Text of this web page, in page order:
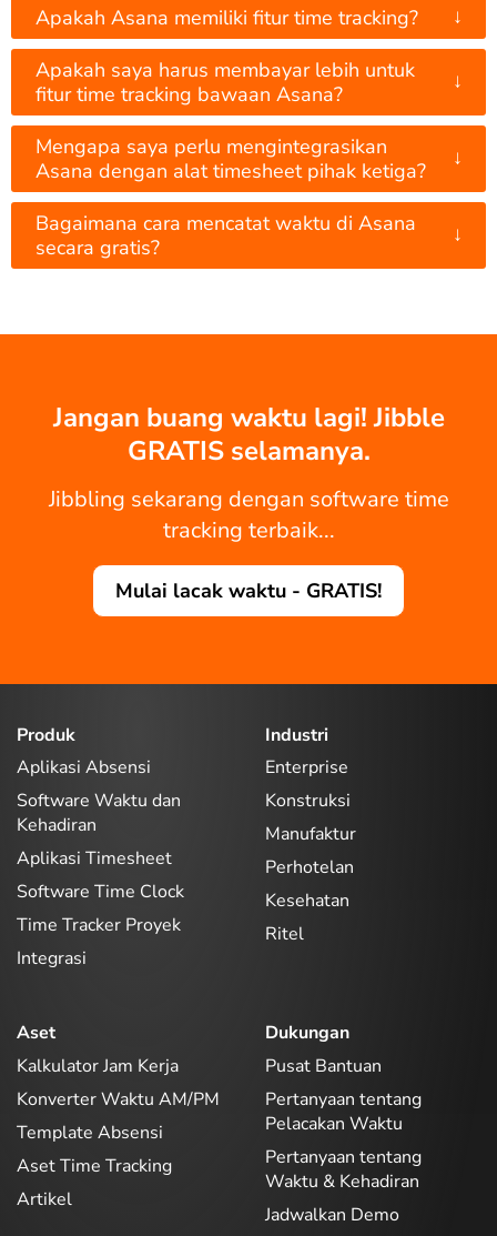
Apakah Asana memiliki fitur time tracking? ↓
Apakah saya harus membayar lebih untuk
fitur time tracking bawaan Asana?
↓
Mengapa saya perlu mengintegrasikan
Asana dengan alat timesheet pihak ketiga?
↓
Bagaimana cara mencatat waktu di Asana
secara gratis?
↓
Jangan buang waktu lagi! Jibble
GRATIS selamanya.
Jibbling sekarang dengan software time
tracking terbaik...
Mulai lacak waktu - GRATIS!
Produk
Aplikasi Absensi
Software Waktu dan
Kehadiran
Aplikasi Timesheet
Software Time Clock
Time Tracker Proyek
Integrasi
Industri
Enterprise
Konstruksi
Manufaktur
Perhotelan
Kesehatan
Ritel
Aset
Kalkulator Jam Kerja
Konverter Waktu AM/PM
Template Absensi
Aset Time Tracking
Artikel
Dukungan
Pusat Bantuan
Pertanyaan tentang
Pelacakan Waktu
Pertanyaan tentang
Waktu & Kehadiran
Jadwalkan Demo